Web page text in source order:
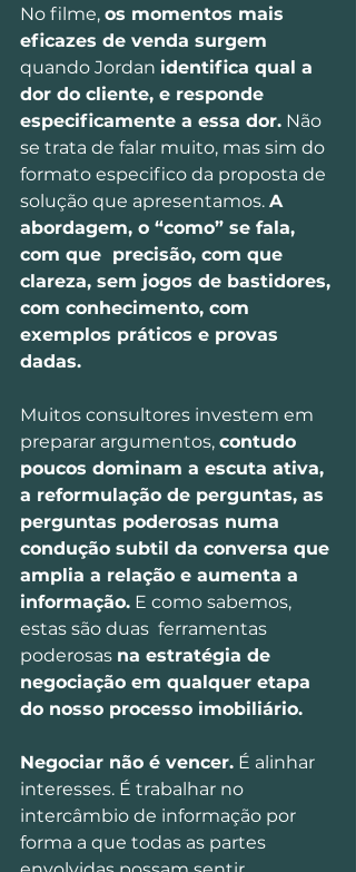
No filme, os momentos mais
eficazes de venda surgem
quando Jordan identifica qual a
dor do cliente, e responde
especificamente a essa dor. Não
se trata de falar muito, mas sim do
formato especifico da proposta de
solução que apresentamos. A
abordagem, o “como” se fala,
com que  precisão, com que
clareza, sem jogos de bastidores,
com conhecimento, com
exemplos práticos e provas
dadas.
Muitos consultores investem em
preparar argumentos, contudo
poucos dominam a escuta ativa,
a reformulação de perguntas, as
perguntas poderosas numa
condução subtil da conversa que
amplia a relação e aumenta a
informação. E como sabemos,
estas são duas  ferramentas
poderosas na estratégia de
negociação em qualquer etapa
do nosso processo imobiliário.
Negociar não é vencer. É alinhar
interesses. É trabalhar no
intercâmbio de informação por
forma a que todas as partes